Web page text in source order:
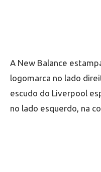
A New Balance
logomarca no lado
escudo do Liverpool
no lado esquerdo, na